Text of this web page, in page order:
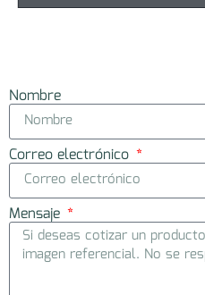
Nombre
Correo electrónico
Mensaje